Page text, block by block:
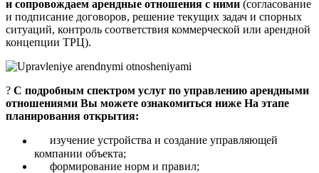
и сопровождаем арендные отношения с ними (согласование
и подписание договоров, решение текущих задач и спорных
ситуаций, контроль соответствия коммерческой или арендной
концепции ТРЦ).
? С подробным спектром услуг по управлению арендными
отношениями Вы можете ознакомиться ниже На этапе
планирования открытия:
изучение устройства и создание управляющей
компании объекта;
формирование норм и правил;